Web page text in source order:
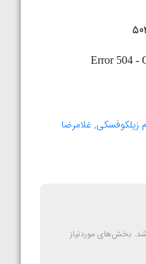
زیلکوفسکی, غلامرضا
بخش‌های موردنیاز